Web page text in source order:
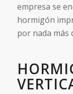
empresa se
hormigón
por nada más